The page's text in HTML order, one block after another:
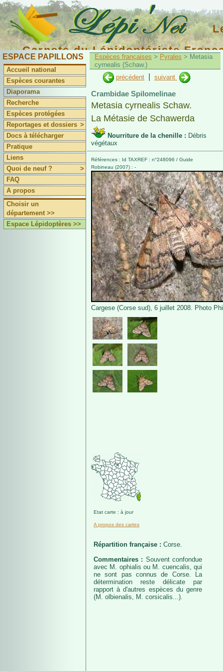
Carnets du Lépidoptériste
ESPACE PAPILLONS
Accueil national
Espèces courantes
Diaporama
Recherche
Espèces protégées
Reportages et dossiers >
Docs à télécharger
Pratique
Liens
Quoi de neuf ?
>
FAQ
A propos
Choisir un
département >>
Espace Lépidoptères >>
Espèces françaises > Pyrales > Metasia
cyrnealis (Schaw.)
précédent
suivant
Crambidae Spilomelinae
Metasia cyrnealis Schaw.
La Métasie de Schawerda
Nourriture de la chenille : Débris
végétaux
Références : Id TAXREF : n°248096 / Guide
Robineau (2007) : -
Cargese (Corse sud), 6 juillet 2008. Photo
Etat carte : à jour
A propos des cartes
Répartition française : Corse.
Commentaires : Souvent confondue
avec M. ophialis ou M. cuencalis, qui
ne sont pas connus de Corse. La
détermination reste délicate par
rapport à d'autres espèces du genre
(M. olbienalis, M. corsicalis...).